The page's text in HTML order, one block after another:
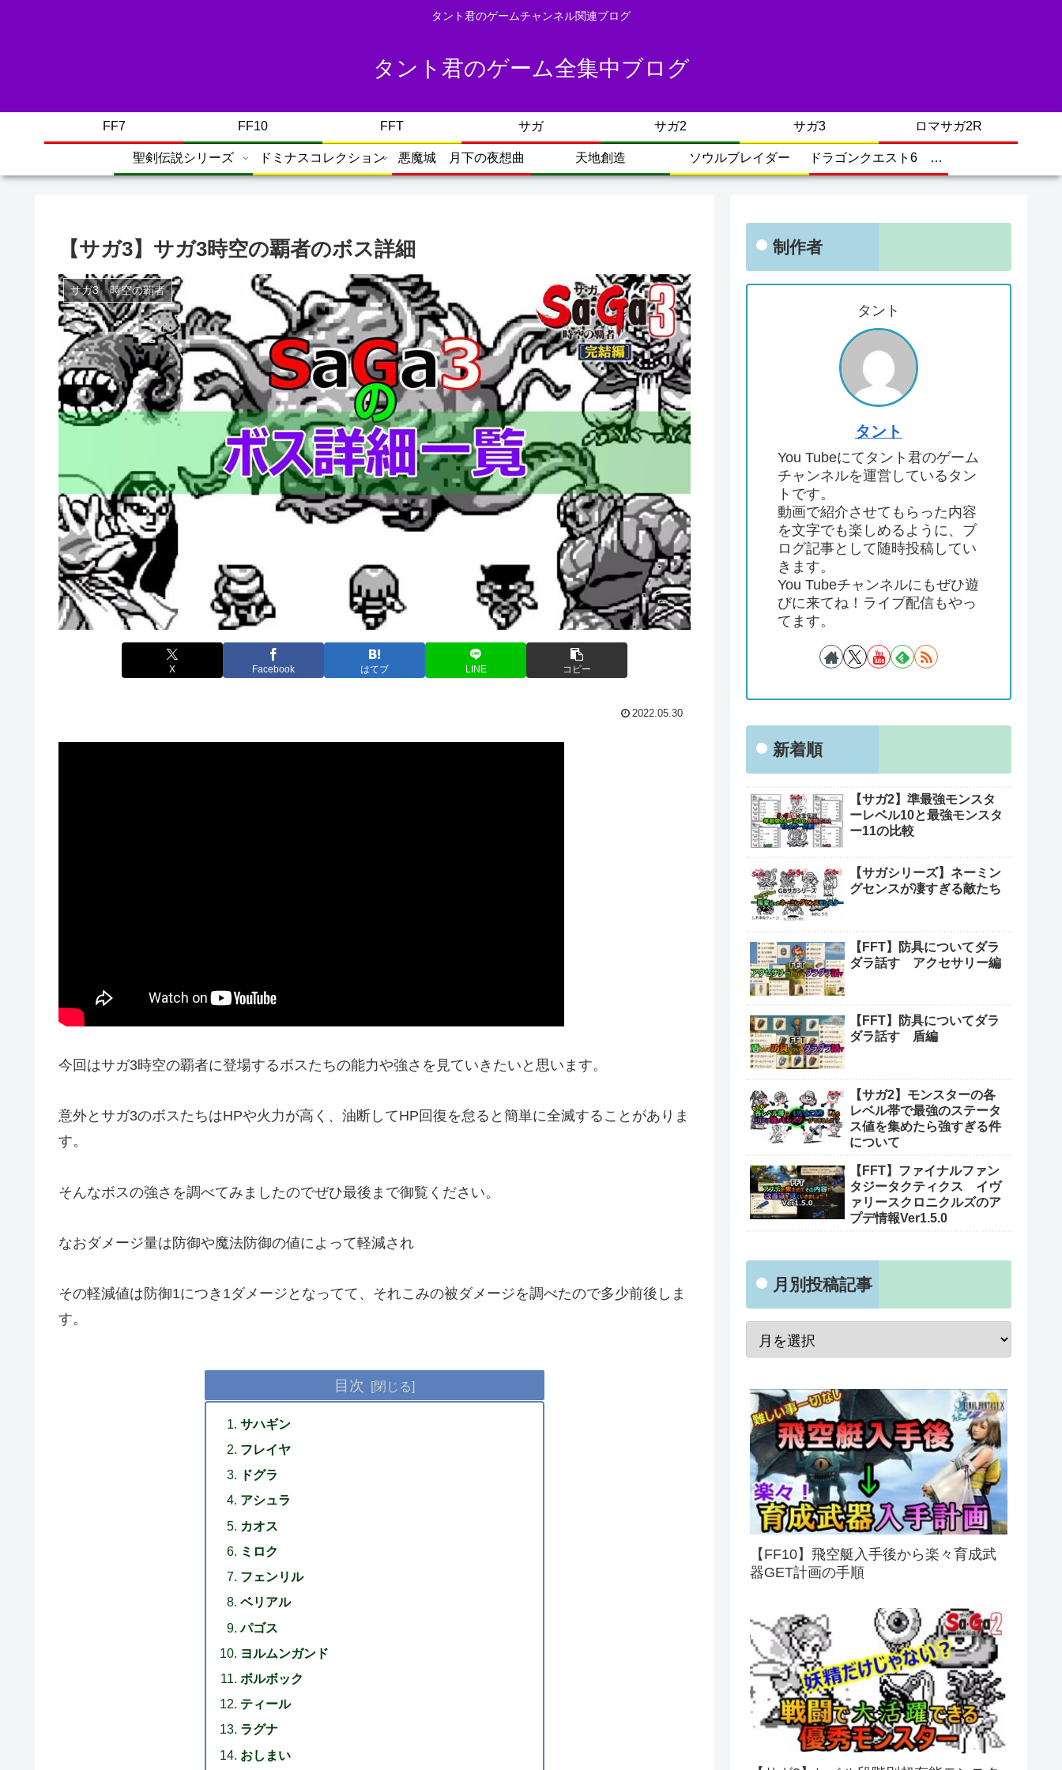
タント君のゲームチャンネル関連ブログ
タント君のゲーム全集中ブログ
FF7 FF10 FFT サガ サガ2 サガ3 ロマサガ2R
聖剣伝説シリーズ ドミナスコレクション 悪魔城 月下の夜想曲 天地創造 ソウルブレイダー ドラゴンクエスト6 幻の大地
【サガ3】サガ3時空の覇者のボス詳細
サガ3 時空の覇者
X Facebook はてブ LINE コピー
2022.05.30
今回はサガ3時空の覇者に登場するボスたちの能力や強さを見ていきたいと思います。
意外とサガ3のボスたちはHPや火力が高く、油断してHP回復を怠ると簡単に全滅することがありま
す。
そんなボスの強さを調べてみましたのでぜひ最後まで御覧ください。
なおダメージ量は防御や魔法防御の値によって軽減され
その軽減値は防御1につき1ダメージとなってて、それこみの被ダメージを調べたので多少前後しま
す。
目次
サハギン
フレイヤ
ドグラ
アシュラ
カオス
ミロク
フェンリル
ベリアル
パゴス
ヨルムンガンド
ボルボック
ティール
ラグナ
おしまい
制作者
タント
タント
You Tubeにてタント君のゲーム
チャンネルを運営しているタン
トです。
動画で紹介させてもらった内容
を文字でも楽しめるように、ブ
ログ記事として随時投稿してい
きます。
You Tubeチャンネルにもぜひ遊
びに来てね！ライブ配信もやっ
てます。
新着順
【サガ2】準最強モンスタ
ーレベル10と最強モンスタ
ー11の比較
【サガシリーズ】ネーミン
グセンスが凄すぎる敵たち
【FFT】防具についてダラ
ダラ話す アクセサリー編
【FFT】防具についてダラ
ダラ話す 盾編
【サガ2】モンスターの各
レベル帯で最強のステータ
ス値を集めたら強すぎる件
について
【FFT】ファイナルファン
タジータクティクス イヴ
ァリースクロニクルズのア
プデ情報Ver1.5.0
月別投稿記事
【FF10】飛空艇入手後から楽々育成武
器GET計画の手順